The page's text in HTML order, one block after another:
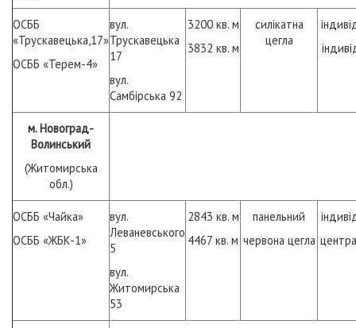
ОСББ
«Трускавецька,17»
ОСББ «Терем-4»
вул.
Трускавецька
17
вул.
Самбірська 92
3200 кв. м
3832 кв. м
силікатна
цегла
м. Новоград-
Волинський
(Житомирська
обл.)
ОСББ «Чайка»
ОСББ «ЖБК-1»
вул.
Леваневського
5
вул.
Житомирська
53
2843 кв. м
4467 кв. м
панельний
червона цегла